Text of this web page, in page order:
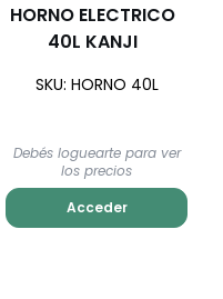
HORNO ELECTRICO
40L KANJI
SKU: HORNO 40L
Debés loguearte para ver
los precios
Acceder